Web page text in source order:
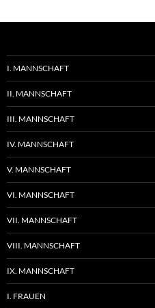
I. MANNSCHAFT
II. MANNSCHAFT
III. MANNSCHAFT
IV. MANNSCHAFT
V. MANNSCHAFT
VI. MANNSCHAFT
VII. MANNSCHAFT
VIII. MANNSCHAFT
IX. MANNSCHAFT
I. FRAUEN